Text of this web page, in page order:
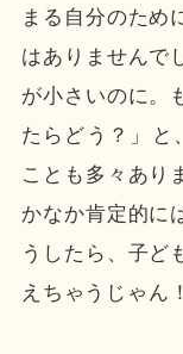
まる自分のため
はありませんで
が小さいのに。
たらどう？」と
ことも多々あり
かなか肯定的に
うしたら、子ど
えちゃうじゃん